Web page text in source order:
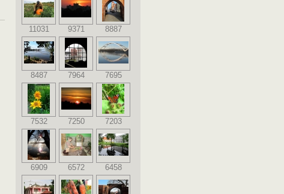
11031 9371 8887
8487 7964 7695
7532 7250 7203
6909 6572 6458